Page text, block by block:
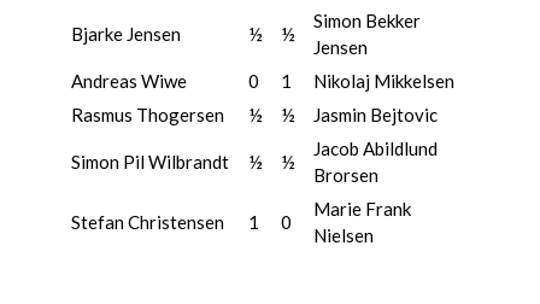
Bjarke Jensen ½ ½
Simon Bekker
Jensen
Andreas Wiwe
0 1
Nikolaj Mikkelsen
Rasmus Thogersen
½ ½ Jasmin Bejtovic
Simon Pil Wilbrandt ½ ½
Jacob Abildlund
Brorsen
Stefan Christensen 1 0
Marie Frank
Nielsen